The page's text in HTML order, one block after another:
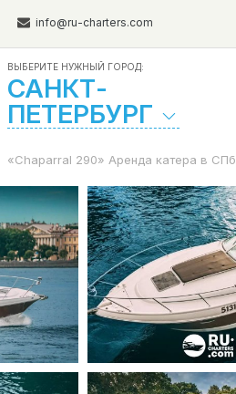
info@ru-charters.com
ВЫБЕРИТЕ НУЖНЫЙ ГОРОД:
САНКТ-
ПЕТЕРБУРГ
«Chaparral 290» Аренда катера в СПб